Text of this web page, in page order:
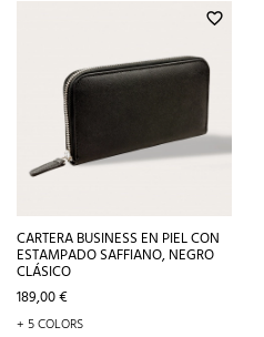
favorite_border
CARTERA BUSINESS EN PIEL CON
ESTAMPADO SAFFIANO, NEGRO
CLÁSICO
Precio
189,00 €
+ 5 COLORS